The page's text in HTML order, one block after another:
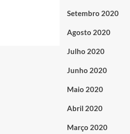
Setembro 2020
Agosto 2020
Julho 2020
Junho 2020
Maio 2020
Abril 2020
Março 2020